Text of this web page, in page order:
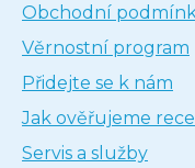
Obchodní
Věrnostní program
Přidejte se k nám
Jak ověřujeme
Servis a služby